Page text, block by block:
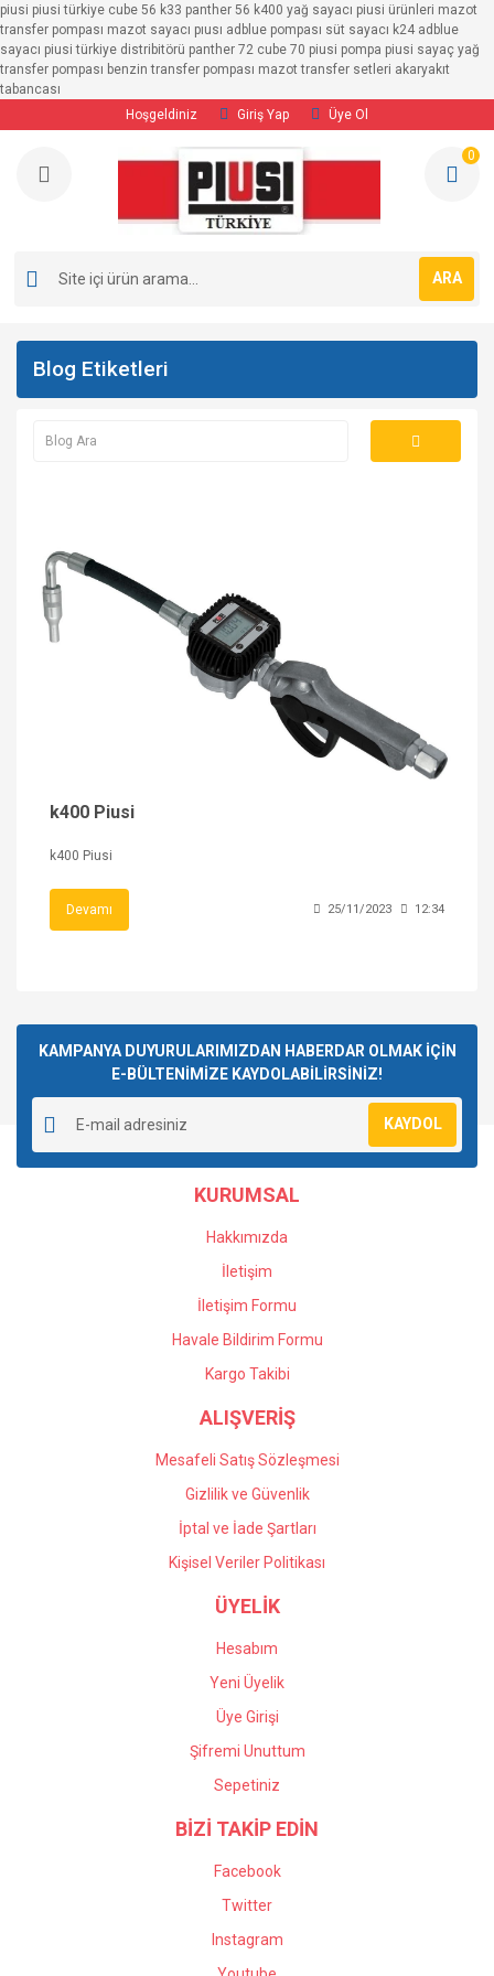
piusi piusi türkiye cube 56 k33 panther 56 k400 yağ sayacı piusi ürünleri mazot
transfer pompası mazot sayacı pıusı adblue pompası süt sayacı k24 adblue
sayacı piusi türkiye distribitörü panther 72 cube 70 piusi pompa piusi sayaç yağ
transfer pompası benzin transfer pompası mazot transfer setleri akaryakıt
tabancası
Hoşgeldiniz
Giriş Yap Üye Ol
ARA
0
Blog Etiketleri
k400 Piusi
k400 Piusi
Devamı 25/11/2023 12:34
KAMPANYA DUYURULARIMIZDAN HABERDAR OLMAK İÇİN
E-BÜLTENİMİZE KAYDOLABİLİRSİNİZ!
KAYDOL
KURUMSAL
Hakkımızda
İletişim
İletişim Formu
Havale Bildirim Formu
Kargo Takibi
ALIŞVERİŞ
Mesafeli Satış Sözleşmesi
Gizlilik ve Güvenlik
İptal ve İade Şartları
Kişisel Veriler Politikası
ÜYELİK
Hesabım
Yeni Üyelik
Üye Girişi
Şifremi Unuttum
Sepetiniz
BİZİ TAKİP EDİN
Facebook
Twitter
Instagram
Geri Dön
SAYAÇLAR
Süt Sayaçları
Geri Dön
POMPALAR
Geri Dön
220 Volt Mazot
Geri Dön
220 Volt Benzin
YAĞ POMPALARI
ADBLUE POMPALARI
Geri Dön
220 Volt Adblue
Geri Dön
TRANSFER SETLERİ
220 Volt Mazot Transfer Setleri
Ayaklı Transfer Pompaları